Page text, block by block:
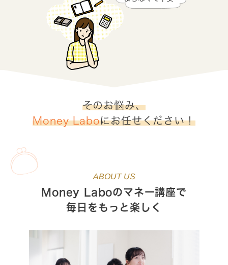
そのお悩み、
Money Laboにお任せください！
ABOUT US
Money Laboのマネー講座で
毎日をもっと楽しく